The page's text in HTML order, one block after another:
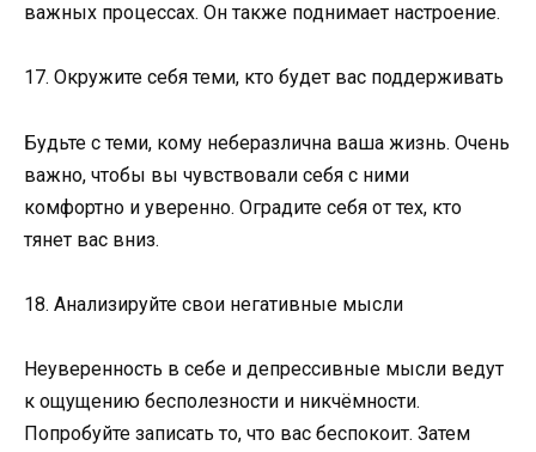
важных процессах. Он также поднимает настроение.
17. Окружите себя теми, кто будет вас поддерживать
Будьте с теми, кому неберазлична ваша жизнь. Очень
важно, чтобы вы чувствовали себя с ними
комфортно и уверенно. Оградите себя от тех, кто
тянет вас вниз.
18. Анализируйте свои негативные мысли
Неуверенность в себе и депрессивные мысли ведут
к ощущению бесполезности и никчёмности.
Попробуйте записать то, что вас беспокоит. Затем